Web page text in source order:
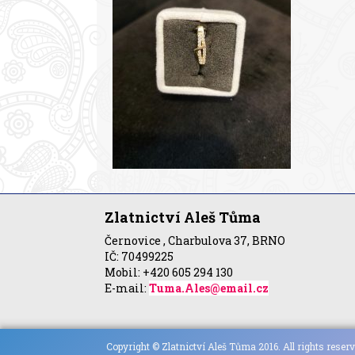
Zlatnictví Aleš Tůma
Černovice , Charbulova 37, BRNO
IČ: 70499225
Mobil: +420 605 294 130
E-mail: Tuma.Ales@email.cz
Copyright © Zlatnictví Aleš Tůma 2016. All rights